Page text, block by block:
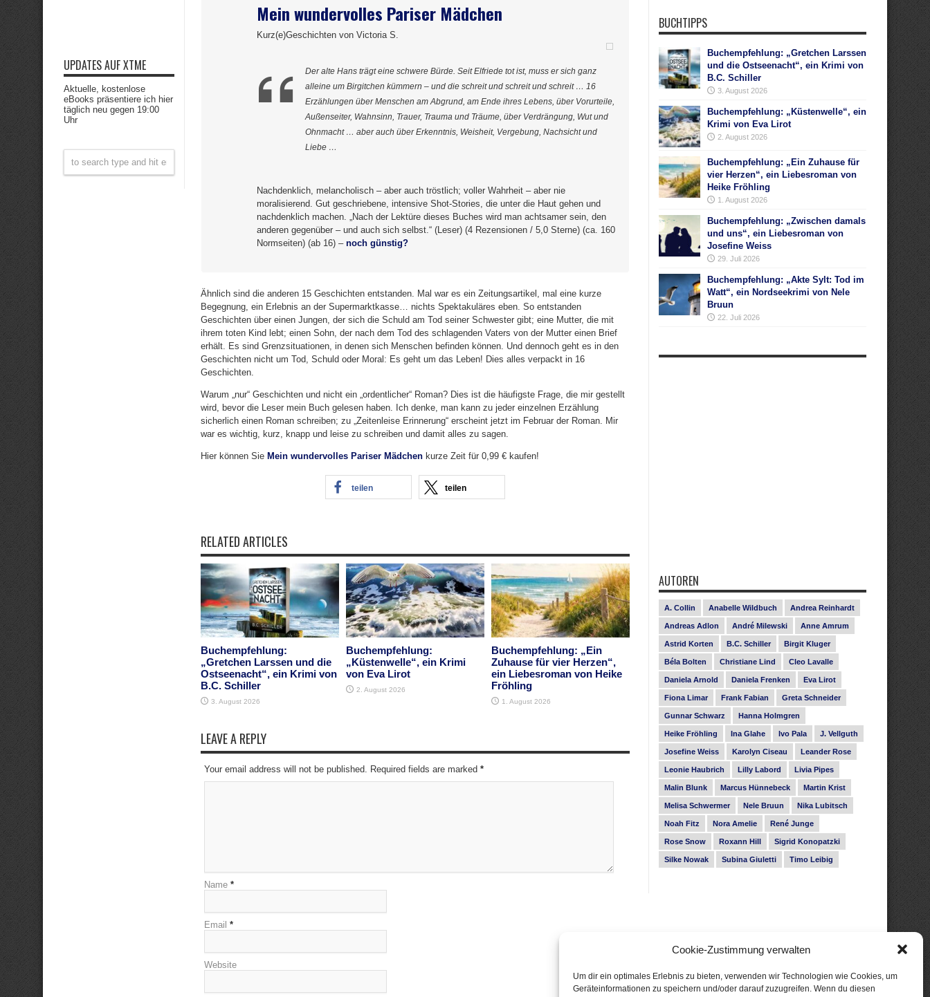
Cookie-Zustimmung verwalten
Um dir ein optimales Erlebnis zu bieten, verwenden wir Technologien wie Cookies, um
Geräteinformationen zu speichern und/oder darauf zuzugreifen. Wenn du diesen
Mein wundervolles Pariser Mädchen
Kurz(e)Geschichten von Victoria S.
Der alte Hans trägt eine schwere Bürde. Seit Elfriede tot ist, muss er sich ganz
alleine um Birgitchen kümmern – und die schreit und schreit und schreit … 16
Erzählungen über Menschen am Abgrund, am Ende ihres Lebens, über Vorurteile,
Außenseiter, Wahnsinn, Trauer, Trauma und Träume, über Verdrängung, Wut und
Ohnmacht … aber auch über Erkenntnis, Weisheit, Vergebung, Nachsicht und
Liebe …
Nachdenklich, melancholisch – aber auch tröstlich; voller Wahrheit – aber nie
moralisierend. Gut geschriebene, intensive Shot-Stories, die unter die Haut gehen und
nachdenklich machen. „Nach der Lektüre dieses Buches wird man achtsamer sein, den
anderen gegenüber – und auch sich selbst.“ (Leser) (4 Rezensionen / 5,0 Sterne) (ca. 160
Normseiten) (ab 16) – noch günstig?
Ähnlich sind die anderen 15 Geschichten entstanden. Mal war es ein Zeitungsartikel, mal eine kurze
Begegnung, ein Erlebnis an der Supermarktkasse… nichts Spektakuläres eben. So entstanden
Geschichten über einen Jungen, der sich die Schuld am Tod seiner Schwester gibt; eine Mutter, die mit
ihrem toten Kind lebt; einen Sohn, der nach dem Tod des schlagenden Vaters von der Mutter einen Brief
erhält. Es sind Grenzsituationen, in denen sich Menschen befinden können. Und dennoch geht es in den
Geschichten nicht um Tod, Schuld oder Moral: Es geht um das Leben! Dies alles verpackt in 16
Geschichten.
Warum „nur“ Geschichten und nicht ein „ordentlicher“ Roman? Dies ist die häufigste Frage, die mir gestellt
wird, bevor die Leser mein Buch gelesen haben. Ich denke, man kann zu jeder einzelnen Erzählung
sicherlich einen Roman schreiben; zu „Zeitenleise Erinnerung“ erscheint jetzt im Februar der Roman. Mir
war es wichtig, kurz, knapp und leise zu schreiben und damit alles zu sagen.
Hier können Sie Mein wundervolles Pariser Mädchen kurze Zeit für 0,99 € kaufen!
teilen teilen
RELATED ARTICLES
Buchempfehlung:
„Gretchen Larssen und die
Ostseenacht“, ein Krimi von
B.C. Schiller
3. August 2026
Buchempfehlung:
„Küstenwelle“, ein Krimi
von Eva Lirot
2. August 2026
Buchempfehlung: „Ein
Zuhause für vier Herzen“,
ein Liebesroman von Heike
Fröhling
1. August 2026
LEAVE A REPLY
Your email address will not be published. Required fields are marked *
Name *
Email *
Website
UPDATES AUF XTME
Aktuelle, kostenlose
eBooks präsentiere ich hier
täglich neu gegen 19:00
Uhr
BUCHTIPPS
Buchempfehlung: „Gretchen Larssen
und die Ostseenacht“, ein Krimi von
B.C. Schiller
3. August 2026
Buchempfehlung: „Küstenwelle“, ein
Krimi von Eva Lirot
2. August 2026
Buchempfehlung: „Ein Zuhause für
vier Herzen“, ein Liebesroman von
Heike Fröhling
1. August 2026
Buchempfehlung: „Zwischen damals
und uns“, ein Liebesroman von
Josefine Weiss
29. Juli 2026
Buchempfehlung: „Akte Sylt: Tod im
Watt“, ein Nordseekrimi von Nele
Bruun
22. Juli 2026
AUTOREN
A. Collin Anabelle Wildbuch Andrea Reinhardt
Andreas Adlon André Milewski Anne Amrum
Astrid Korten B.C. Schiller Birgit Kluger
Béla Bolten Christiane Lind Cleo Lavalle
Daniela Arnold Daniela Frenken Eva Lirot
Fiona Limar Frank Fabian Greta Schneider
Gunnar Schwarz Hanna Holmgren
Heike Fröhling Ina Glahe Ivo Pala J. Vellguth
Josefine Weiss Karolyn Ciseau Leander Rose
Leonie Haubrich Lilly Labord Livia Pipes
Malin Blunk Marcus Hünnebeck Martin Krist
Melisa Schwermer Nele Bruun Nika Lubitsch
Noah Fitz Nora Amelie René Junge
Rose Snow Roxann Hill Sigrid Konopatzki
Silke Nowak Subina Giuletti Timo Leibig